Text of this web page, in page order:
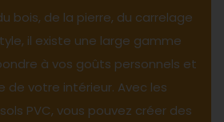
bois, de la pierre, du carrelage
il existe une large gamme
à vos goûts personnels et
de votre intérieur. Avec les
PVC, vous pouvez créer des